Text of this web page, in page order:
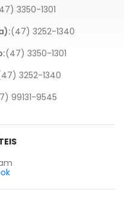
3350-1301
(47) 3252-1340
(47) 3350-1301
3252-1340
99131-9545